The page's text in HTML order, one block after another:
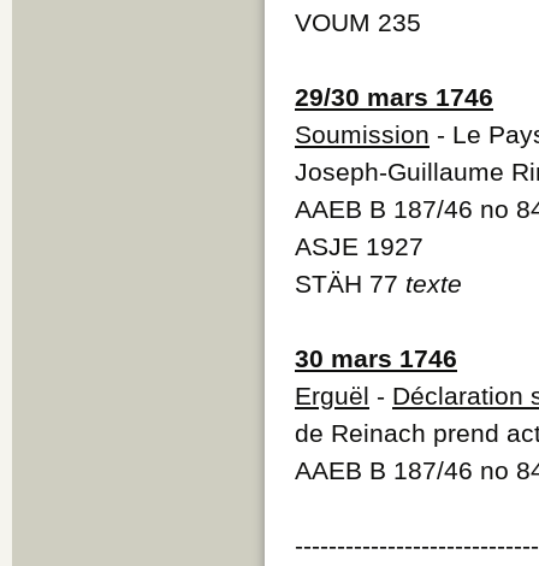
VOUM 235
29/30 mars 1746
Soumission - Le
Joseph-Guillaume
AAEB B 187/46 no
ASJE 1927
STÄH 77 texte
30 mars 1746
Erguël - Déclaration
de Reinach prend
AAEB B 187/46 no